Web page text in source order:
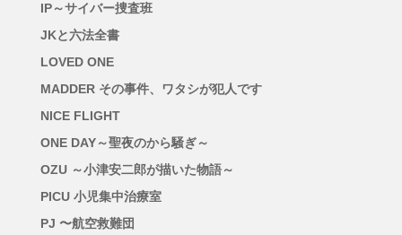
IP～サイバー捜査班
JKと六法全書
LOVED ONE
MADDER その事件、ワタシが犯人です
NICE FLIGHT
ONE DAY～聖夜のから騒ぎ～
OZU ～小津安二郎が描いた物語～
PICU 小児集中治療室
PJ 〜航空救難団